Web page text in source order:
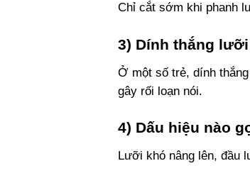
Chỉ cắt sớm khi phanh
3) Dính thắng
Ở một số trẻ, dính
gây rối loạn nói.
4) Dấu hiệu nào
Lưỡi khó nâng lên, đầu